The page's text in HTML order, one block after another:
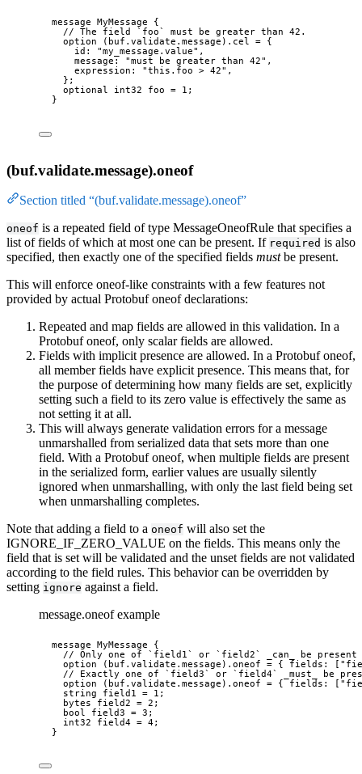
message MyMessage {
// The field `foo` must be greater than 42.
option
(buf.validate.message).cel = {
id : "my_message.value" ,
message : "must be greater than 42" ,
expression : "this.foo > 42" ,
};
optional
int32 foo = 1 ;
}
(buf.validate.message).oneof
Section titled “(buf.validate.message).oneof”
oneof is a repeated field of type MessageOneofRule that specifies a
list of fields of which at most one can be present. If required is also
specified, then exactly one of the specified fields mustbe present.
This will enforce oneof-like constraints with a few features not
provided by actual Protobuf oneof declarations:
Repeated and map fields are allowed in this validation. In a
Protobuf oneof, only scalar fields are allowed.
Fields with implicit presence are allowed. In a Protobuf oneof,
all member fields have explicit presence. This means that, for
the purpose of determining how many fields are set, explicitly
setting such a field to its zero value is effectively the same as
not setting it at all.
This will always generate validation errors for a message
unmarshalled from serialized data that sets more than one
field. With a Protobuf oneof, when multiple fields are present
in the serialized form, earlier values are usually silently
ignored when unmarshalling, with only the last field being set
when unmarshalling completes.
Note that adding a field to a oneof will also set the
IGNORE_IF_ZERO_VALUE on the fields. This means only the
field that is set will be validated and the unset fields are not validated
according to the field rules. This behavior can be overridden by
setting ignore against a field.
message.oneof example
message MyMessage {
// Only one of `field1` or `field2` _can_ be present
option
(buf.validate.message).oneof = { fields : [
// Exactly one of `field3` or `field4` _must_ be
option
(buf.validate.message).oneof = { fields : [
string field1 = 1 ;
bytes field2 = 2 ;
bool
field3 = 3 ;
int32 field4 = 4;
}